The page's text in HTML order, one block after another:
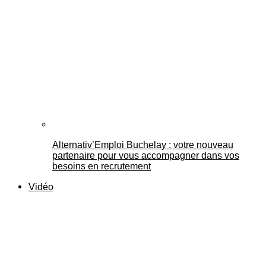
Alternativ’Emploi Buchelay : votre nouveau
partenaire pour vous accompagner dans vos
besoins en recrutement
Vidéo